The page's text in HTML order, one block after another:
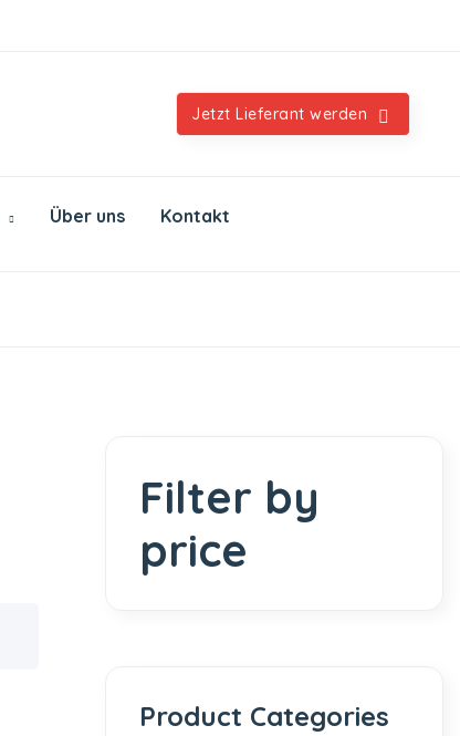
Jetzt Lieferant werden
Über uns Kontakt
Filter by
price
Product Categories